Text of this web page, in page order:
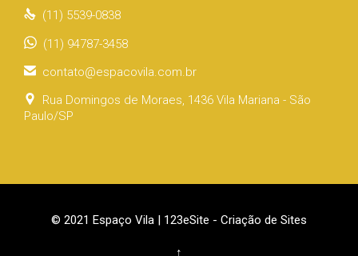
 (11) 5539-0838
(11) 94787-3458
 contato@espacovila.com.br

Rua Domingos de Moraes, 1436 Vila Mariana - São
Paulo/SP
© 2021 Espaço Vila | 123eSite - Criação de Sites
↑